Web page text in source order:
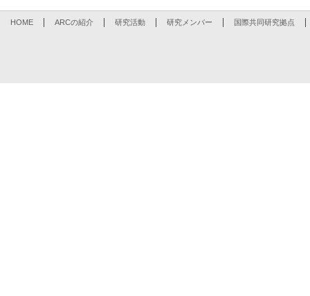
HOME ARCの紹介 研究活動 研究メンバー 国際共同研究拠点